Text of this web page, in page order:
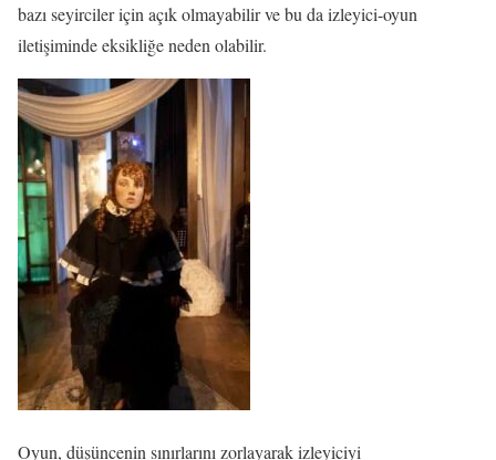
bazı seyirciler için açık olmayabilir ve bu da izleyici-oyun
iletişiminde eksikliğe neden olabilir.
Oyun, düşüncenin sınırlarını zorlayarak izleyiciyi